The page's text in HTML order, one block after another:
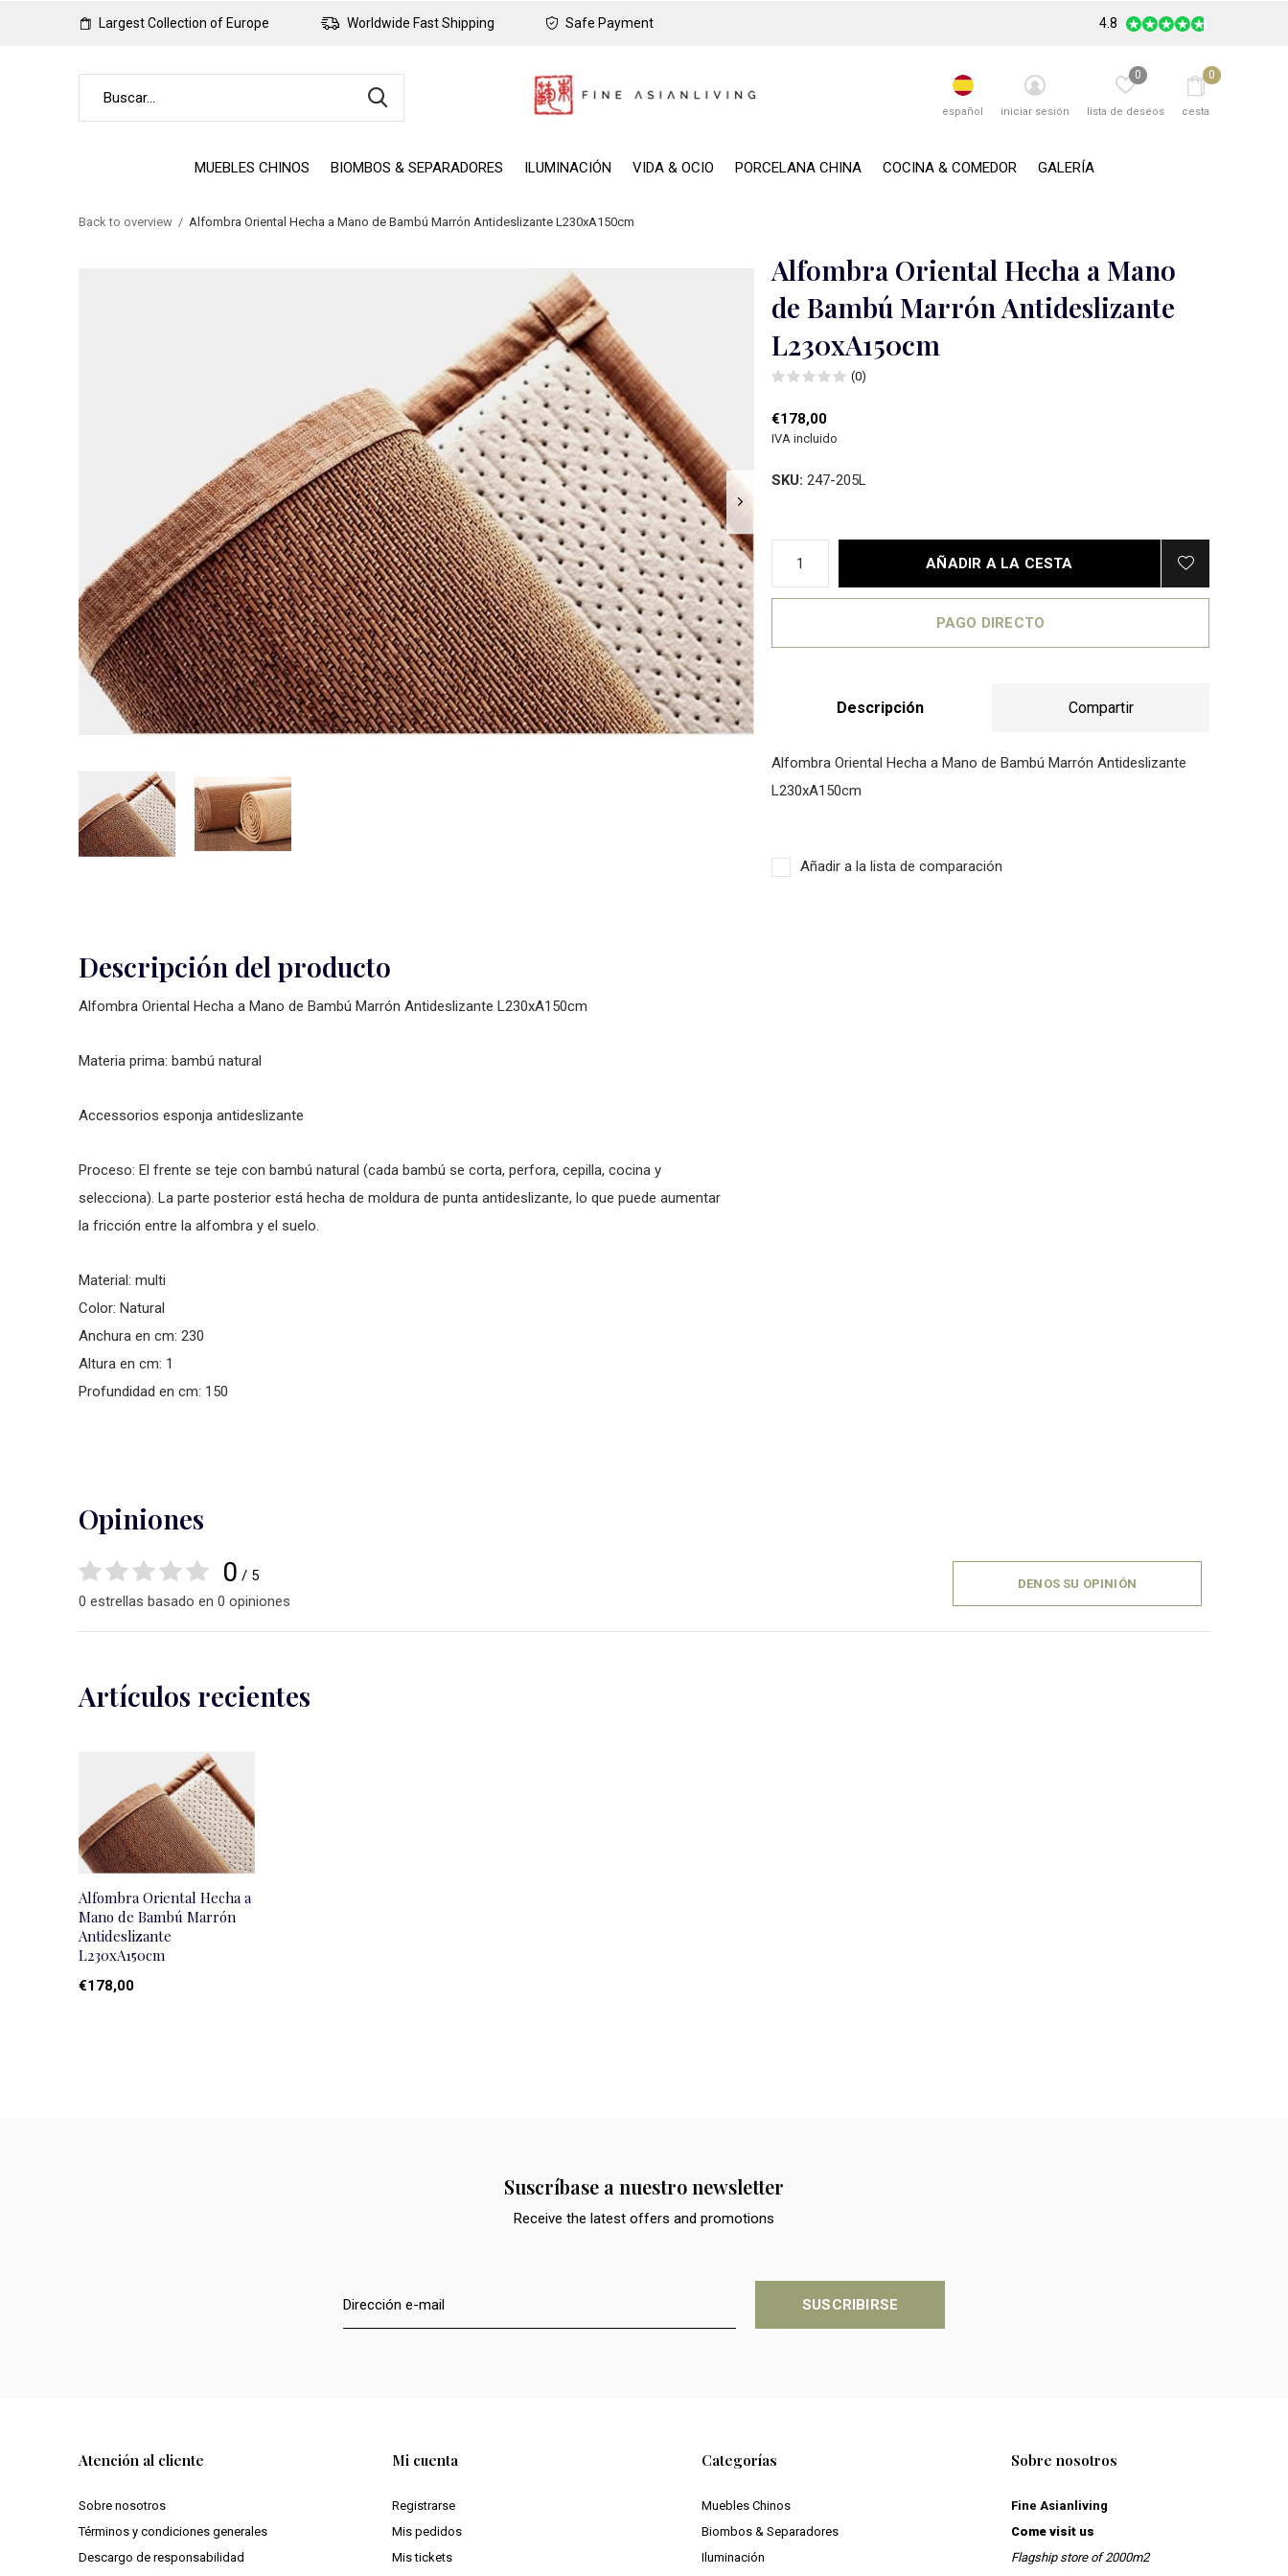
MUEBLES CHINOS BIOMBOS & SEPARADORES ILUMINACIÓN VIDA & OCIO PORCELANA CHINA COCINA & COMEDOR GALERÍA
español iniciar sesión lista de deseos
0
cesta
0
Largest Collection of Europe Worldwide Fast Shipping Safe Payment 4.8
Back to overview Alfombra Oriental Hecha a Mano de Bambú Marrón Antideslizante L230xA150cm
Alfombra Oriental Hecha a Mano
de Bambú Marrón Antideslizante
L230xA150cm
(0)
€178,00
IVA incluido
SKU: 247-205L
AÑADIR A LA CESTA
PAGO DIRECTO
Descripción Compartir
Alfombra Oriental Hecha a Mano de Bambú Marrón Antideslizante
L230xA150cm
Añadir a la lista de comparación
Descripción del producto
Alfombra Oriental Hecha a Mano de Bambú Marrón Antideslizante L230xA150cm
Materia prima: bambú natural
Accessorios esponja antideslizante
Proceso: El frente se teje con bambú natural (cada bambú se corta, perfora, cepilla, cocina y
selecciona). La parte posterior está hecha de moldura de punta antideslizante, lo que puede aumentar
la fricción entre la alfombra y el suelo.
Material: multi
Color: Natural
Anchura en cm: 230
Altura en cm: 1
Profundidad en cm: 150
Opiniones
0 / 5
0 estrellas basado en 0 opiniones
DENOS SU OPINIÓN
Artículos recientes
Alfombra Oriental Hecha a
Mano de Bambú Marrón
Antideslizante
L230xA150cm
€178,00
Suscríbase a nuestro newsletter
Receive the latest offers and promotions
SUSCRIBIRSE
Atención al cliente
Sobre nosotros
Términos y condiciones generales
Descargo de responsabilidad
Mi cuenta
Registrarse
Mis pedidos
Mis tickets
Categorías
Muebles Chinos
Biombos & Separadores
Iluminación
Sobre nosotros
Fine Asianliving
Come visit us
Flagship store of 2000m2